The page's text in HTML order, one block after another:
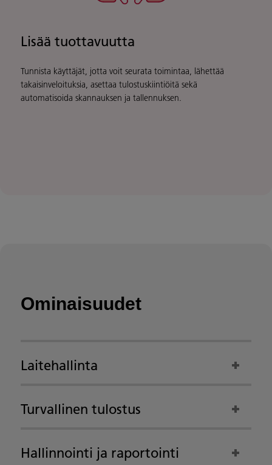
Lisää tuottavuutta
Tunnista käyttäjät, jotta voit seurata toimintaa, lähettää
takaisinveloituksia, asettaa tulostuskiintiöitä sekä
automatisoida skannauksen ja tallennuksen.
Ominaisuudet
Laitehallinta
Turvallinen tulostus
Hallinnointi ja raportointi